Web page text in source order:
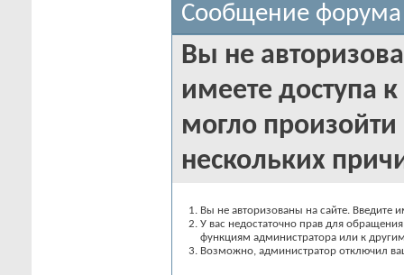
Сообщение форума
Вы не
имеете доступа
могло
нескольких
Вы не авторизованы на сайте. Введите
У вас недостаточно прав для
функциям администратора или к
Возможно, администратор отключил